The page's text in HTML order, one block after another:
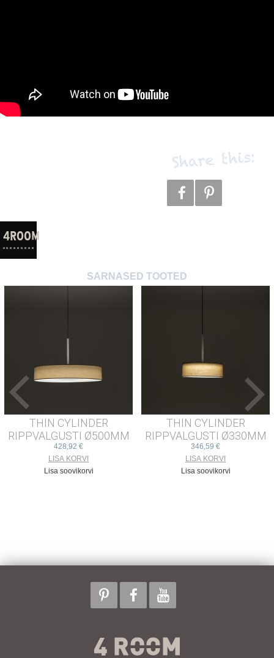
4ROOM
SARNASED TOOTED
THIN CYLINDER
RIPPVALGUSTI Ø500MM
428,92 €
Lisa soovikorvi
THIN CYLINDER
RIPPVALGUSTI Ø330MM
346,59 €
Lisa soovikorvi